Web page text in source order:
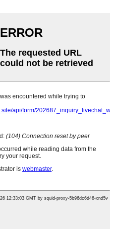
wat
beweging op te
beligtingstelsel wanneer
ontwrig word.Na 'n
die stelsel die ligte
bespeur is nie.
wat
om beweging op te
te gebruik.Die sensor
wanneer die frekwensie
stelsel sal die ligte na 'n
afskakel.
armatuur, soos
die gedeelte